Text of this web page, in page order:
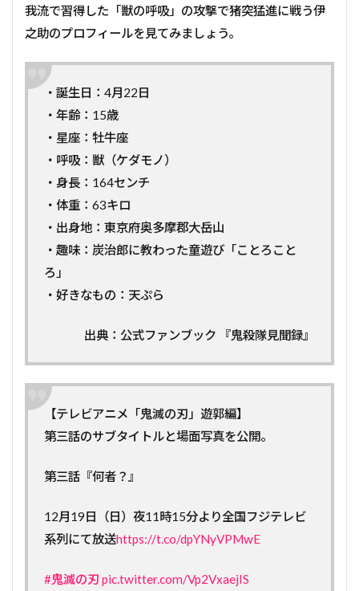
我流で習得した「獣の呼吸」の攻撃で猪突猛進に戦う伊
之助のプロフィールを見てみましょう。
・誕生日：4月22日
・年齢：15歳
・星座：牡牛座
・呼吸：獣（ケダモノ）
・身長：164センチ
・体重：63キロ
・出身地：東京府奥多摩郡大岳山
・趣味：炭治郎に教わった童遊び「ことろこと
ろ」
・好きなもの：天ぷら
出典：公式ファンブック 『鬼殺隊見聞録』
【テレビアニメ「鬼滅の刃」遊郭編】
第三話のサブタイトルと場面写真を公開。
第三話『何者？』
12月19日（日）夜11時15分より全国フジテレビ
系列にて放送https://t.co/dpYNyVPMwE
#鬼滅の刃 pic.twitter.com/Vp2VxaejIS